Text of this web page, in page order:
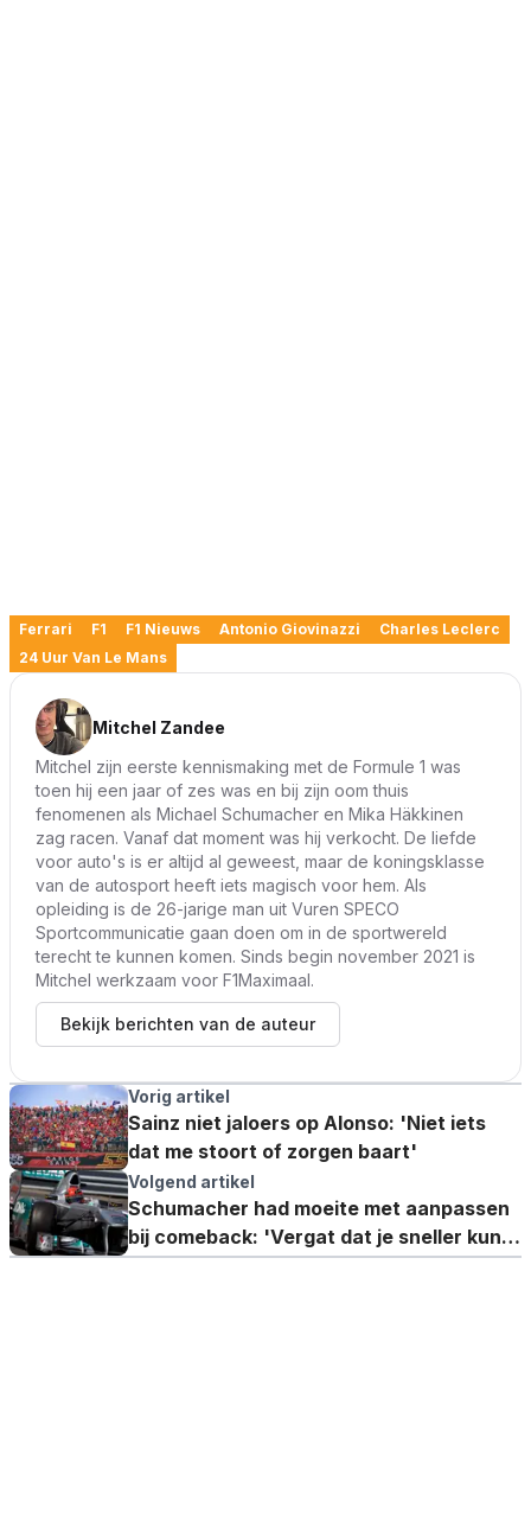
Ferrari F1 F1 Nieuws Antonio Giovinazzi
Charles Leclerc
24 Uur Van Le Mans
Mitchel Zandee
Mitchel zijn eerste kennismaking met de Formule 1 was
toen hij een jaar of zes was en bij zijn oom thuis
fenomenen als Michael Schumacher en Mika Häkkinen
zag racen. Vanaf dat moment was hij verkocht. De liefde
voor auto's is er altijd al geweest, maar de koningsklasse
van de autosport heeft iets magisch voor hem. Als
opleiding is de 26-jarige man uit Vuren SPECO
Sportcommunicatie gaan doen om in de sportwereld
terecht te kunnen komen. Sinds begin november 2021 is
Mitchel werkzaam voor F1Maximaal.
Bekijk berichten van de auteur
Vorig artikel
Sainz niet jaloers op Alonso: 'Niet iets
dat me stoort of zorgen baart'
Volgend artikel
Schumacher had moeite met aanpassen
bij comeback: 'Vergat dat je sneller kunt
gaan met DRS'